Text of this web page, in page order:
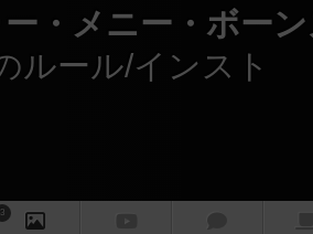
ー・メニー・ボー
ルール/インスト
3